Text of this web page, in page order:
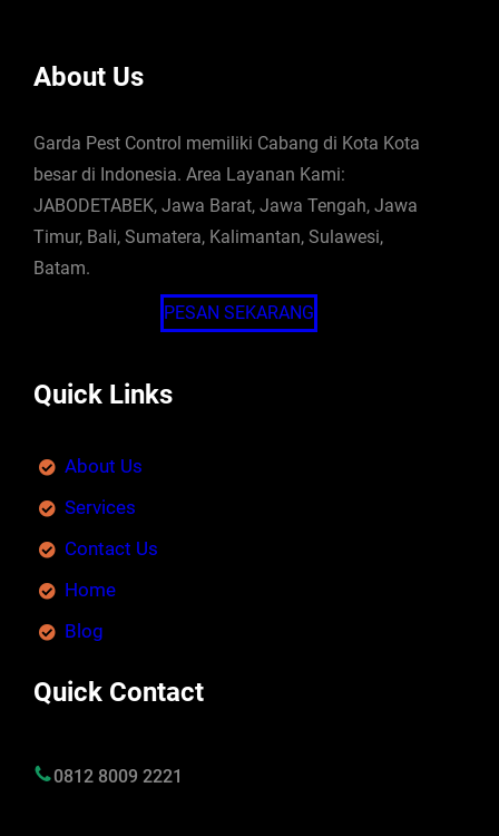
About Us
Garda Pest Control memiliki Cabang di Kota Kota
besar di Indonesia. Area Layanan Kami:
JABODETABEK, Jawa Barat, Jawa Tengah, Jawa
Timur, Bali, Sumatera, Kalimantan, Sulawesi,
Batam.
PESAN SEKARANG
Quick Links
About Us
Services
Contact Us
Home
Blog
Quick Contact
0812 8009 2221